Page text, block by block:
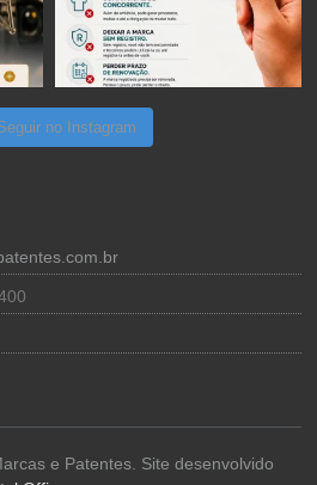
no Instagram
e Patentes. Site desenvolvido